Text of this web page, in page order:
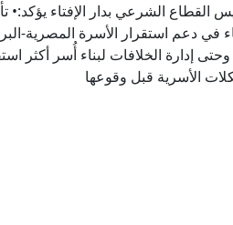
الشرعي بدار الإفتاء يؤكد:•
في دعم استقرار الأسرة المصرية-
إدارة الخلافات لبناء أُسر أكثر
الأسرية قبل وقوعها